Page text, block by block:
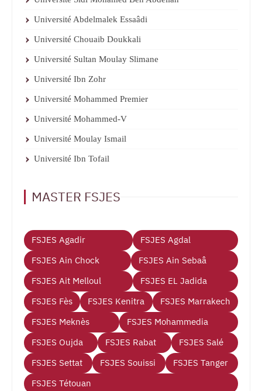
Université Abdelmalek Essaâdi
Université Chouaib Doukkali
Université Sultan Moulay Slimane
Université Ibn Zohr
Université Mohammed Premier
Université Mohammed-V
Université Moulay Ismail
Université Ibn Tofail
MASTER FSJES
FSJES Agadir
FSJES Agdal
FSJES Ain Chock
FSJES Ain Sebaâ
FSJES Ait Melloul
FSJES EL Jadida
FSJES Fès
FSJES Kenitra
FSJES Marrakech
FSJES Meknès
FSJES Mohammedia
FSJES Oujda
FSJES Rabat
FSJES Salé
FSJES Settat
FSJES Souissi
FSJES Tanger
FSJES Tétouan